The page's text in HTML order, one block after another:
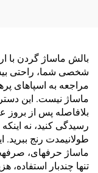
بالش ماساژ گردن با
شخصی شما، راحتی
مراجعه به اسپاهای
ماساژ نیست. این
بلافاصله پس از بروز
رسیدگی کنید، نه
طولانیمدت رنج
ماساژ حرفهای،
تنها چندبار استفاده،